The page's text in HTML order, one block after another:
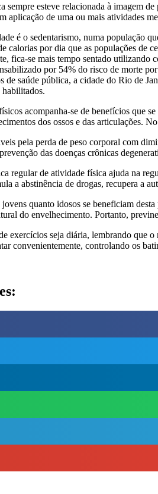
sempre esteve relacionada à imagem
aplicação de uma ou mais atividades
é o sedentarismo, numa população
calorias por dia que as populações de
fica-se mais tempo sentado
por 54% do risco de morte
de saúde pública, a cidade do Rio de
acompanha-se de benefícios que
dos ossos e das articulações.
pela perda de peso corporal com
das doenças crônicas
regular de atividade física ajuda na
a abstinência de drogas, recupera a
quanto idosos se beneficiam
do envelhecimento. Portanto,
exercícios seja diária, lembrando que
convenientemente, controlando os